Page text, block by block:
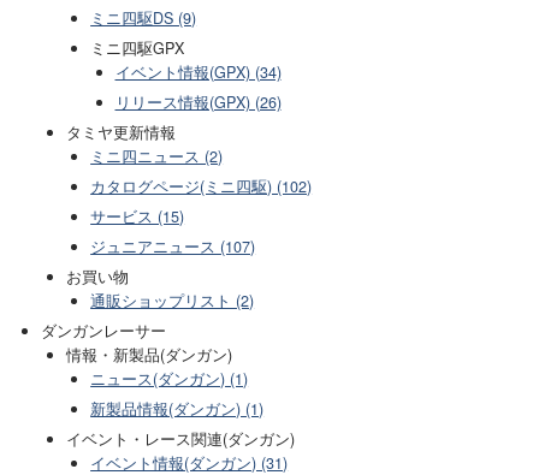
ミニ四駆DS (9)
ミニ四駆GPX
イベント情報(GPX) (34)
リリース情報(GPX) (26)
タミヤ更新情報
ミニ四ニュース (2)
カタログページ(ミニ四駆) (102)
サービス (15)
ジュニアニュース (107)
お買い物
通販ショップリスト (2)
ダンガンレーサー
情報・新製品(ダンガン)
ニュース(ダンガン) (1)
新製品情報(ダンガン) (1)
イベント・レース関連(ダンガン)
イベント情報(ダンガン) (31)